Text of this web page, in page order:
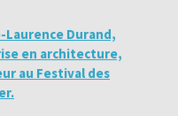
Durand,
en architecture,
au Festival des